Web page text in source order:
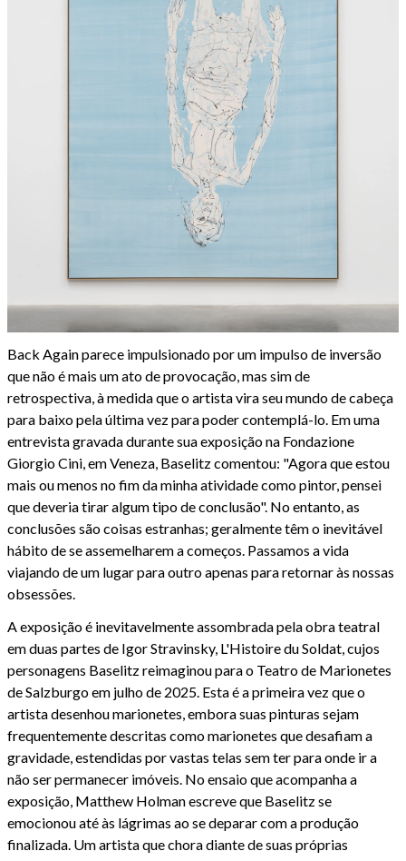
Back Again parece impulsionado por um impulso de inversão
que não é mais um ato de provocação, mas sim de
retrospectiva, à medida que o artista vira seu mundo de cabeça
para baixo pela última vez para poder contemplá-lo. Em uma
entrevista gravada durante sua exposição na Fondazione
Giorgio Cini, em Veneza, Baselitz comentou: "Agora que estou
mais ou menos no fim da minha atividade como pintor, pensei
que deveria tirar algum tipo de conclusão". No entanto, as
conclusões são coisas estranhas; geralmente têm o inevitável
hábito de se assemelharem a começos. Passamos a vida
viajando de um lugar para outro apenas para retornar às nossas
obsessões.
A exposição é inevitavelmente assombrada pela obra teatral
em duas partes de Igor Stravinsky, L'Histoire du Soldat, cujos
personagens Baselitz reimaginou para o Teatro de Marionetes
de Salzburgo em julho de 2025. Esta é a primeira vez que o
artista desenhou marionetes, embora suas pinturas sejam
frequentemente descritas como marionetes que desafiam a
gravidade, estendidas por vastas telas sem ter para onde ir a
não ser permanecer imóveis. No ensaio que acompanha a
exposição, Matthew Holman escreve que Baselitz se
emocionou até às lágrimas ao se deparar com a produção
finalizada. Um artista que chora diante de suas próprias